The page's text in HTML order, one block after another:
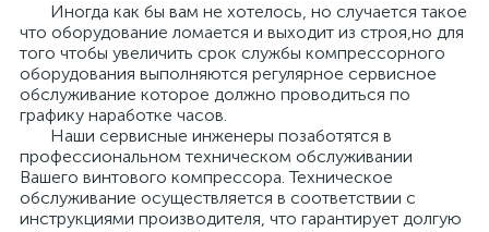
Иногда как бы вам не хотелось, но случается такое
что оборудование ломается и выходит из строя,но для
того чтобы увеличить срок службы компрессорного
оборудования выполняются регулярное сервисное
обслуживание которое должно проводиться по
графику наработке часов.
Наши сервисные инженеры позаботятся в
профессиональном техническом обслуживании
Вашего винтового компрессора. Техническое
обслуживание осуществляется в соответствии с
инструкциями производителя, что гарантирует долгую